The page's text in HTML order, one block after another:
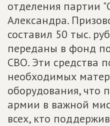
отделения партии
Александра.
составил 50 тыс.
переданы в фонд
СВО. Эти средства
необходимых
оборудования, что
армии в важной
всех, кто